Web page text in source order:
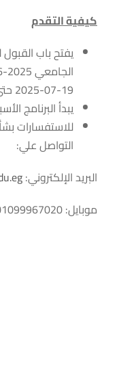
كيفية التقدم
19-07-2025 حتي يوم السبت الموافق 16-08-2025.
يبدأ البرنامج
للاستفسارات
التواصل علي:
البريد الإلكتروني:
موبايل: 01099967020